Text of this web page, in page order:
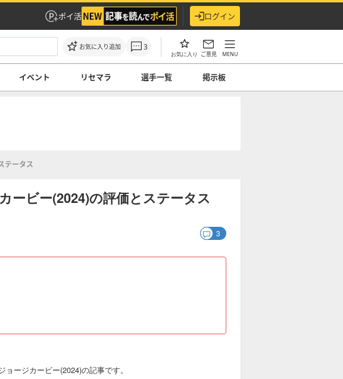
ポイ活 ログイン
お気に入り追加 3
お気に入り ご意見 MENU
イベント リセマラ 選手一覧 掲示板
テータス
ービー(2024)の評価とステータス
3
ージカービー(2024)の記事です。